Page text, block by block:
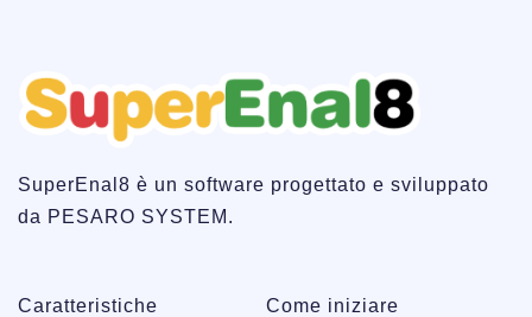
SuperEnal8 è un software progettato e sviluppato
da PESARO SYSTEM.
Caratteristiche Come iniziare